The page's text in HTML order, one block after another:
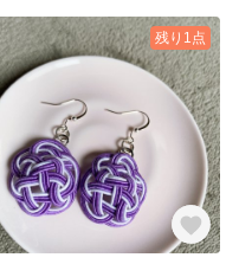
残り1点